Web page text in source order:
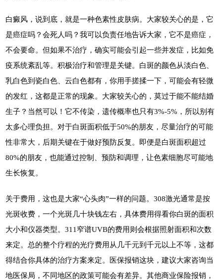
白癜风，说到底，就是一种色素性皮肤病。大家较关心的是，它
是癌症吗？会死人吗？我可以负责任地告诉大家，它不是癌症，
不会要命。但如果不治疗，确实可能会引起一些并发症，比如免
疫系统紊乱等。积极治疗和管理是关键。白斑的颜色从淡白色、
乳白色到瓷白色、云白色都有，你用手搓揉一下，可能会有轻微
的发红，这都是正常的现象。大家较关心的，莫过于能不能结婚
生子？当然可以！它不传染，遗传概率也只有3%-5%，所以别有
太多心理负担。对于白斑面积低于50%的朋友，尽量治疗的可能
性非常大，后期关键在于做好预防反复。即便是白斑面积超过
80%的朋友，也能通过控制、预防和调理，让色素细胞尽可能地
生长恢复。
关于费用，这也是大家“心头肉”一样的问题。308激光通常是按
光斑收费，一个光斑几十块钱左右，具体费用得看你白斑的面积
大小和仪器类型。311窄谱UVB的费用则会根据照射面积和次数
来定。总的整个疗程的光疗费用从几千元到千元以上不等，这都
得结合你具体的治疗方案来定。医保报销这块，建议大家咨询当
地医保局，不同地区的政策可能会有差异。其他商业保险报销，